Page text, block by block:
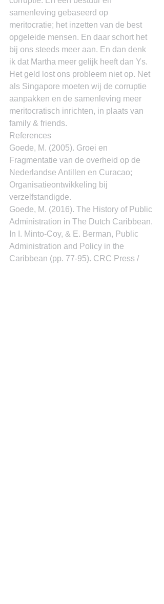
samenleving gebaseerd op
meritocratie; het inzetten van de best
opgeleide mensen. En daar schort het
bij ons steeds meer aan. En dan denk
ik dat Martha meer gelijk heeft dan Ys.
Het geld lost ons probleem niet op. Net
als Singapore moeten wij de corruptie
aanpakken en de samenleving meer
meritocratisch inrichten, in plaats van
family & friends.
References
Goede, M. (2005). Groei en
Fragmentatie van de overheid op de
Nederlandse Antillen en Curacao;
Organisatieontwikkeling bij
verzelfstandigde.
Goede, M. (2016). The History of Public
Administration in The Dutch Caribbean.
In I. Minto-Coy, & E. Berman, Public
Administration and Policy in the
Caribbean (pp. 77-95). CRC Press /